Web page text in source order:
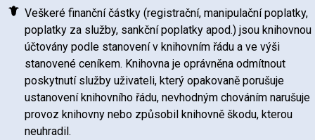
Veškeré finanční částky (registrační, manipulační poplatky,
poplatky za služby, sankční poplatky apod.) jsou knihovnou
účtovány podle stanovení v knihovním řádu a ve výši
stanovené ceníkem. Knihovna je oprávněna odmítnout
poskytnutí služby uživateli, který opakovaně porušuje
ustanovení knihovního řádu, nevhodným chováním narušuje
provoz knihovny nebo způsobil knihovně škodu, kterou
neuhradil.